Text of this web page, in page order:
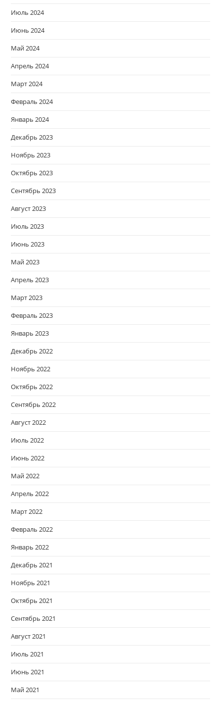
Июль 2024
Июнь 2024
Май 2024
Апрель 2024
Март 2024
Февраль 2024
Январь 2024
Декабрь 2023
Ноябрь 2023
Октябрь 2023
Сентябрь 2023
Август 2023
Июль 2023
Июнь 2023
Май 2023
Апрель 2023
Март 2023
Февраль 2023
Январь 2023
Декабрь 2022
Ноябрь 2022
Октябрь 2022
Сентябрь 2022
Август 2022
Июль 2022
Июнь 2022
Май 2022
Апрель 2022
Март 2022
Февраль 2022
Январь 2022
Декабрь 2021
Ноябрь 2021
Октябрь 2021
Сентябрь 2021
Август 2021
Июль 2021
Июнь 2021
Май 2021